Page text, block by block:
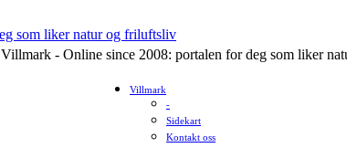
Villmark - Online since 2008: portalen for deg som liker
Villmark
-
Sidekart
Kontakt oss